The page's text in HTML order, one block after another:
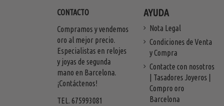
CONTACTO
Compramos y vendemos
oro al mejor precio.
Especialistas en relojes
y joyas de segunda
mano en Barcelona.
¡Contáctenos!
TEL. 675993081
AYUDA
Nota Legal
Condiciones de Venta
y Compra
Contacte con nosotros
| Tasadores Joyeros |
Compro oro
Barcelona